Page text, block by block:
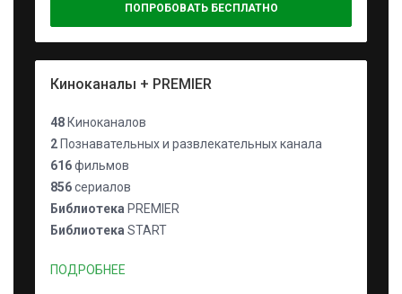
ПОПРОБОВАТЬ БЕСПЛАТНО
Киноканалы + PREMIER
48 Киноканалов
2 Познавательных и развлекательных канала
616фильмов
856сериалов
Библиотека PREMIER
Библиотека START
ПОДРОБНЕЕ